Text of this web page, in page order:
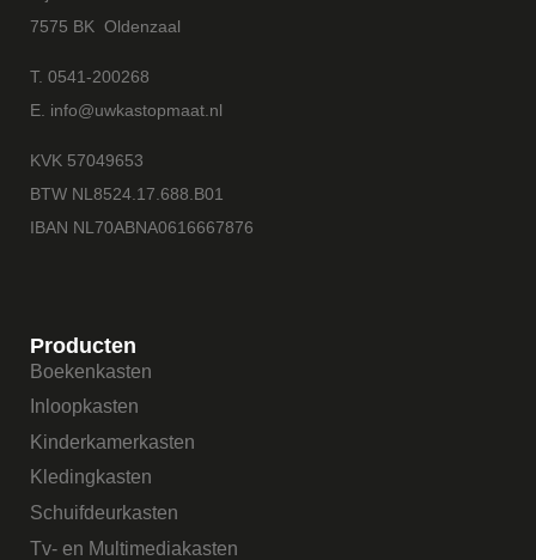
7575 BK Oldenzaal
T. 0541-200268
E. info@uwkastopmaat.nl
KVK 57049653
BTW NL8524.17.688.B01
IBAN NL70ABNA0616667876
Producten
Boekenkasten
Inloopkasten
Kinderkamerkasten
Kledingkasten
Schuifdeurkasten
Tv- en Multimediakasten